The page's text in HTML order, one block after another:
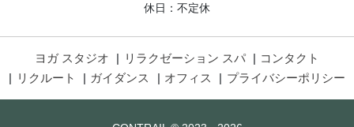
休日：不定休
ヨガ スタジオ リラクゼーション スパ
コンタクト
リクルート
ガイダンス オフィス プライバシーポリシー